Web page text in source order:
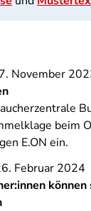
November
beim
E.ON ein.
Februar 2024